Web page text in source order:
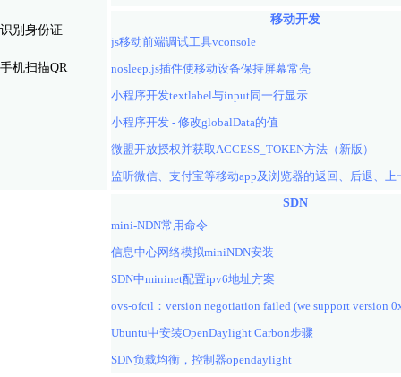
识别身份证
手机扫描QR
移动开发
js移动前端调试工具vconsole
nosleep.js插件使移动设备保持屏幕常亮
小程序开发textlabel与input同一行显示
小程序开发 - 修改globalData的值
微盟开放授权并获取ACCESS_TOKEN方法（新版）
SDN
mini-NDN常用命令
信息中心网络模拟miniNDN安装
SDN中mininet配置ipv6地址方案
ovs-ofctl：version negotiation failed (we support version
Ubuntu中安装OpenDaylight Carbon步骤
SDN负载均衡，控制器opendaylight